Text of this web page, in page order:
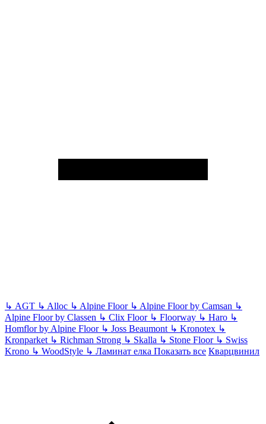
↳ AGT ↳ Alloc ↳ Alpine Floor ↳ Alpine Floor by Camsan ↳
Alpine Floor by Classen ↳ Clix Floor ↳ Floorway ↳ Haro ↳
Homflor by Alpine Floor ↳ Joss Beaumont ↳ Kronotex ↳
Kronparket ↳ Richman Strong ↳ Skalla ↳ Stone Floor ↳ Swiss
Krono ↳ WoodStyle ↳ Ламинат елка Показать все Кварцвинил